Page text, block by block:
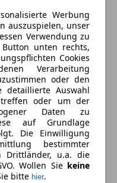
Werbung
auszuspielen, unser
Verwendung zu
unten rechts,
Cookies
Verarbeitung
oder den
Auswahl
oder um der
Daten zu
auf Grundlage
Die Einwilligung
bestimmter
Drittländer, u.a. die
Wollen Sie keine
bitte hier.